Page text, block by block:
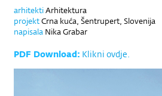
arhitektiArhitektura
projektCrna kuća, Šentrupert, Slovenija
napisala Nika Grabar
PDF Download: Klikni ovdje.